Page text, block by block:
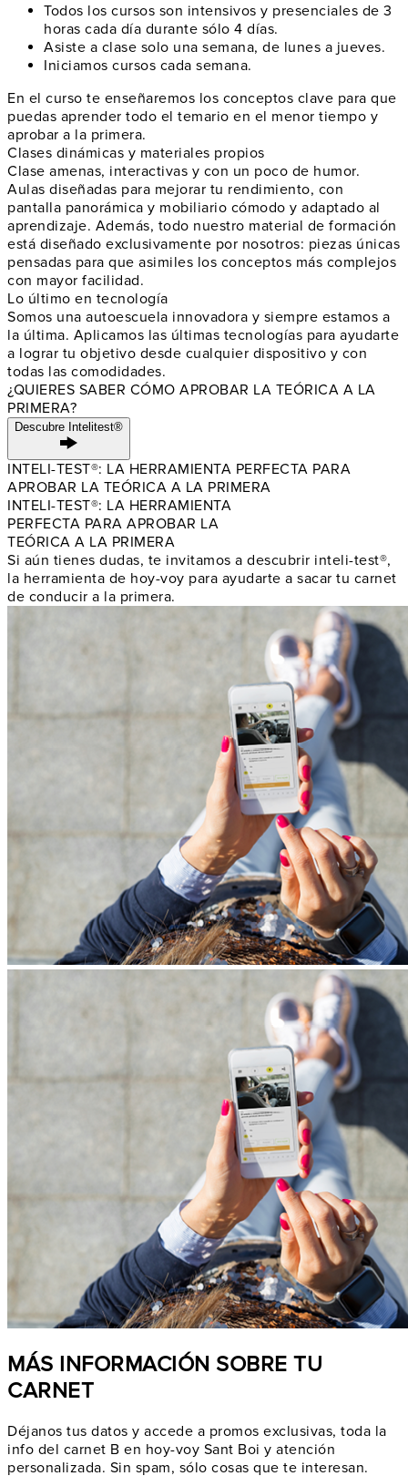
Todos los cursos son intensivos y presenciales de 3
horas cada día durante sólo 4 días.
Asiste a clase solo una semana, de lunes a jueves.
Iniciamos cursos cada semana.
En el curso te enseñaremos los conceptos clave para que
puedas aprender todo el temario en el menor tiempo y
aprobar a la primera.
Clases dinámicas y materiales propios
Clase amenas, interactivas y con un poco de humor.
Aulas diseñadas para mejorar tu rendimiento, con
pantalla panorámica y mobiliario cómodo y adaptado al
aprendizaje. Además, todo nuestro material de formación
está diseñado exclusivamente por nosotros: piezas únicas
pensadas para que asimiles los conceptos más complejos
con mayor facilidad.
Lo último en tecnología
Somos una autoescuela innovadora y siempre estamos a
la última. Aplicamos las últimas tecnologías para ayudarte
a lograr tu objetivo desde cualquier dispositivo y con
todas las comodidades.
¿QUIERES SABER CÓMO APROBAR LA TEÓRICA A LA
PRIMERA?
Descubre Intelitest®
INTELI-TEST®: LA HERRAMIENTA PERFECTA PARA
APROBAR LA TEÓRICA A LA PRIMERA
INTELI-TEST®: LA HERRAMIENTA
PERFECTA PARA APROBAR LA
TEÓRICA A LA PRIMERA
Si aún tienes dudas, te invitamos a descubrir inteli-test®,
la herramienta de hoy-voy para ayudarte a sacar tu carnet
de conducir a la primera.
MÁS INFORMACIÓN SOBRE TU
CARNET
Déjanos tus datos y accede a promos exclusivas, toda la
info del carnet B en hoy-voy Sant Boi y atención
personalizada. Sin spam, sólo cosas que te interesan.